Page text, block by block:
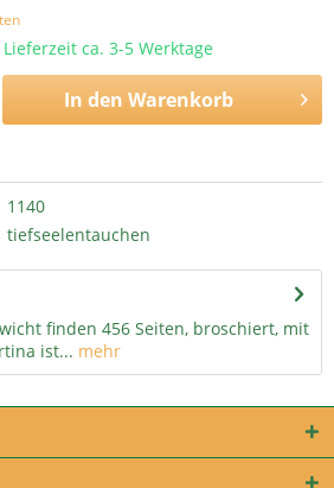
ca. 3-5 Werktage
In den Warenkorb
1140
tiefseelentauchen
finden 456 Seiten, broschiert, mit
ist... mehr